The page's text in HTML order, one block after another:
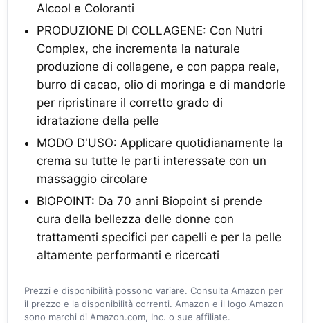
Alcool e Coloranti
PRODUZIONE DI COLLAGENE: Con Nutri
Complex, che incrementa la naturale
produzione di collagene, e con pappa reale,
burro di cacao, olio di moringa e di mandorle
per ripristinare il corretto grado di
idratazione della pelle
MODO D'USO: Applicare quotidianamente la
crema su tutte le parti interessate con un
massaggio circolare
BIOPOINT: Da 70 anni Biopoint si prende
cura della bellezza delle donne con
trattamenti specifici per capelli e per la pelle
altamente performanti e ricercati
Prezzi e disponibilità possono variare. Consulta Amazon per
il prezzo e la disponibilità correnti. Amazon e il logo Amazon
sono marchi di Amazon.com, Inc. o sue affiliate.